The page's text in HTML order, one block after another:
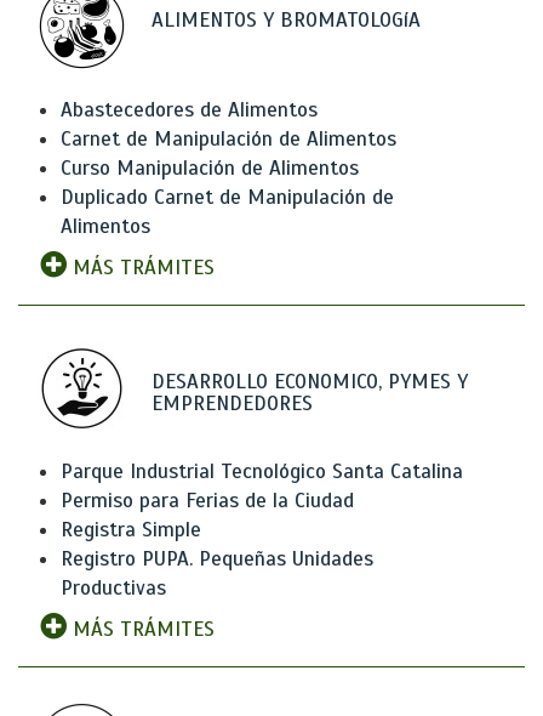
ALIMENTOS Y BROMATOLOGíA
Abastecedores de Alimentos
Carnet de Manipulación de Alimentos
Curso Manipulación de Alimentos
Duplicado Carnet de Manipulación de
Alimentos
MÁS TRÁMITES
DESARROLLO ECONOMICO, PYMES Y
EMPRENDEDORES
Parque Industrial Tecnológico Santa Catalina
Permiso para Ferias de la Ciudad
Registra Simple
Registro PUPA. Pequeñas Unidades
Productivas
MÁS TRÁMITES